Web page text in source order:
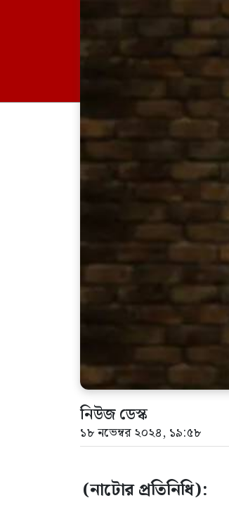
নিউজ ডেস্ক
১৮ নভেম্বর ২০২৪, ১৯:৫৮
(নাটোর প্রতিনিধি):